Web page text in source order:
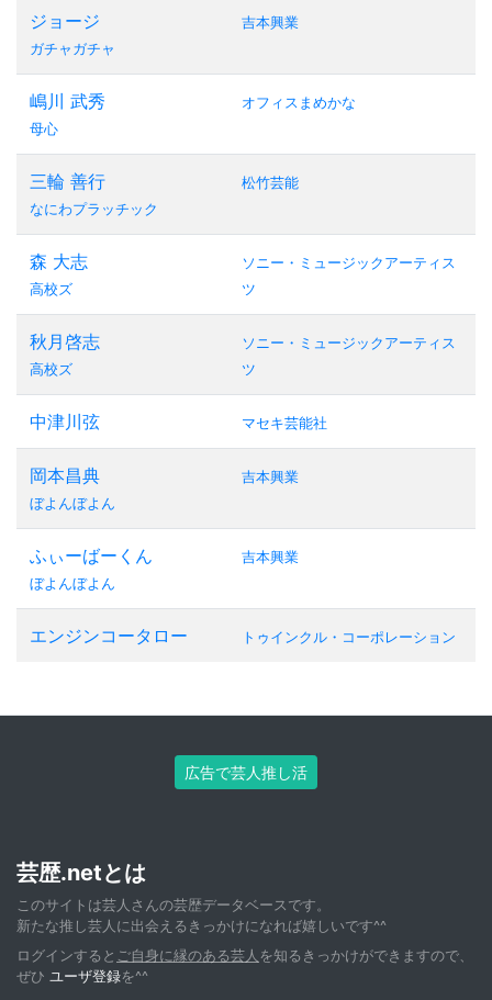
ジョージ
ガチャガチャ
吉本興業
嶋川 武秀
母心
オフィスまめかな
三輪 善行
なにわプラッチック
松竹芸能
森 大志
高校ズ
ソニー・ミュージックアーティス
ツ
秋月啓志
高校ズ
ソニー・ミュージックアーティス
ツ
中津川弦 マセキ芸能社
岡本昌典
ぼよんぼよん
吉本興業
ふぃーばーくん
ぼよんぼよん
吉本興業
エンジンコータロー トゥインクル・コーポレーション
広告で芸人推し活
芸歴.netとは
このサイトは芸人さんの芸歴データベースです。
新たな推し芸人に出会えるきっかけになれば嬉しいです^^
ログインすると ご自身に縁のある芸人 を知るきっかけができますので、
ぜひ ユーザ登録を^^